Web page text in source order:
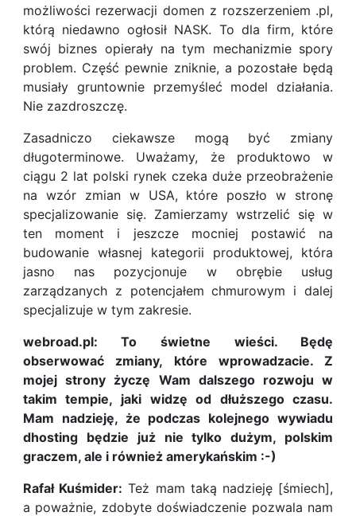
możliwości rezerwacji domen z rozszerzeniem .pl,
którą niedawno ogłosił NASK. To dla firm, które
swój biznes opierały na tym mechanizmie spory
problem. Część pewnie zniknie, a pozostałe będą
musiały gruntownie przemyśleć model działania.
Nie zazdroszczę.
Zasadniczo ciekawsze mogą być zmiany
długoterminowe. Uważamy, że produktowo w
ciągu 2 lat polski rynek czeka duże przeobrażenie
na wzór zmian w USA, które poszło w stronę
specjalizowanie się. Zamierzamy wstrzelić się w
ten moment i jeszcze mocniej postawić na
budowanie własnej kategorii produktowej, która
jasno nas pozycjonuje w obrębie usług
zarządzanych z potencjałem chmurowym i dalej
specjalizuje w tym zakresie.
webroad.pl: To świetne wieści. Będę
obserwować zmiany, które wprowadzacie. Z
mojej strony życzę Wam dalszego rozwoju w
takim tempie, jaki widzę od dłuższego czasu.
Mam nadzieję, że podczas kolejnego wywiadu
dhosting będzie już nie tylko dużym, polskim
graczem, ale i również amerykańskim :-)
Rafał Kuśmider: Też mam taką nadzieję [śmiech],
a poważnie, zdobyte doświadczenie pozwala nam